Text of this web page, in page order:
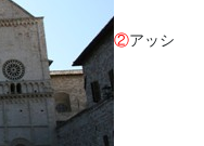
②アッシ